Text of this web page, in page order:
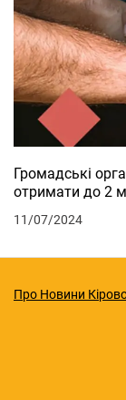
Громадські
отримати до 2
11/07/2024
Про Новини